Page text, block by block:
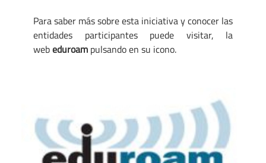
Para saber más sobre esta iniciativa y conocer las
entidades participantes puede visitar, la
webeduroam pulsando en su icono.